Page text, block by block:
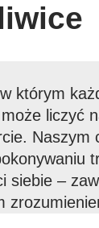
którym
liczyć
Naszym
siebie –